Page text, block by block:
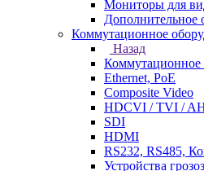
Мониторы для
Дополнительное
Коммутационное
Назад
Коммутационное
Ethernet, PoE
Composite Video
HDCVI / TVI /
SDI
HDMI
RS232, RS485,
Устройства